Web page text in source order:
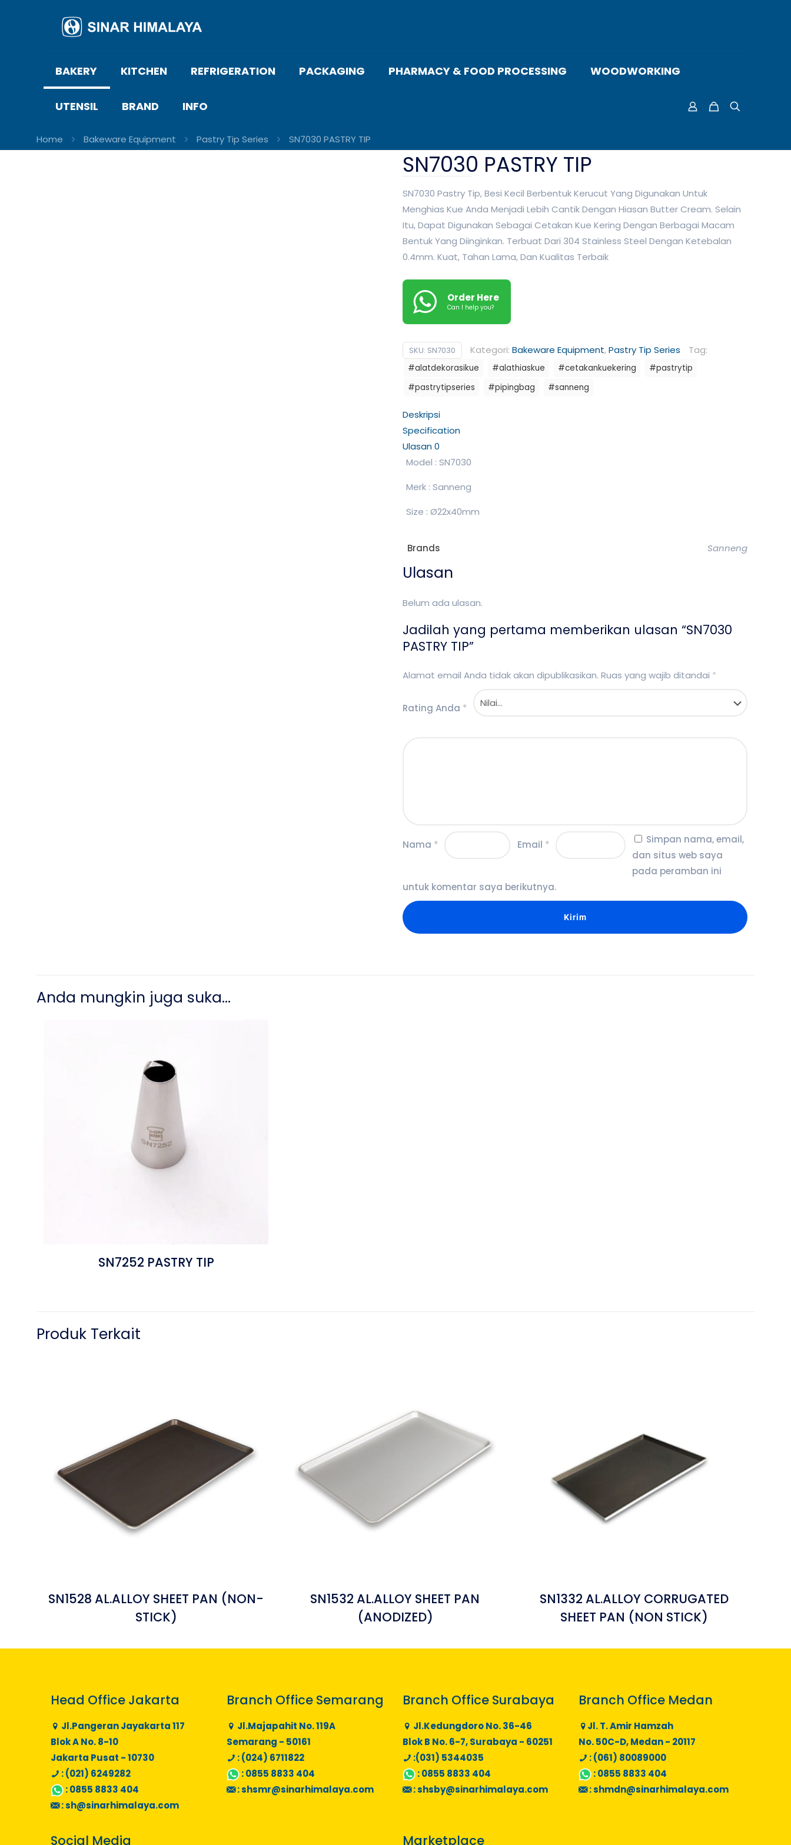
BAKERY KITCHEN REFRIGERATION PACKAGING PHARMACY & FOOD PROCESSING WOODWORKING
UTENSIL BRAND INFO
Home Bakeware Equipment Pastry Tip Series SN7030 PASTRY TIP
SN7030 PASTRY TIP
SN7030 Pastry Tip, Besi Kecil Berbentuk Kerucut Yang Digunakan Untuk
Menghias Kue Anda Menjadi Lebih Cantik Dengan Hiasan Butter Cream. Selain
Itu, Dapat Digunakan Sebagai Cetakan Kue Kering Dengan Berbagai Macam
Bentuk Yang Diinginkan. Terbuat Dari 304 Stainless Steel Dengan Ketebalan
0.4mm. Kuat, Tahan Lama, Dan Kualitas Terbaik
Order Here
Can I help you?
SKU: SN7030 Kategori: Bakeware Equipment,Pastry Tip Series Tag:
#alatdekorasikue #alathiaskue #cetakankuekering
#pastrytip
#pastrytipseries
#pipingbag #sanneng
Deskripsi
Specification
Ulasan0
Model : SN7030
Merk : Sanneng
Size : Ø22x40mm
Brands Sanneng
Ulasan
Belum ada ulasan.
Jadilah yang pertama memberikan ulasan “SN7030
PASTRY TIP”
Alamat email Anda tidak akan dipublikasikan. Ruas yang wajib ditandai *
Rating Anda *
Nama * Email *
Simpan nama, email,
dan situs web saya
pada peramban ini
untuk komentar saya berikutnya.
Anda mungkin juga suka…
SN7252 PASTRY TIP
Produk Terkait
SN1528 AL.ALLOY SHEET PAN (NON-
STICK)
SN1532 AL.ALLOY SHEET PAN
(ANODIZED)
SN1332 AL.ALLOY CORRUGATED
SHEET PAN (NON STICK)
Head Office Jakarta
Jl.Pangeran Jayakarta 117
Blok A No. 8-10
Jakarta Pusat - 10730
: (021) 6249282
:0855 8833 404
:sh@sinarhimalaya.com
Branch Office Semarang
Jl.Majapahit No. 119A
Semarang - 50161
: (024) 6711822
:0855 8833 404
:shsmr@sinarhimalaya.com
Branch Office Surabaya
Jl.Kedungdoro No. 36-46
Blok B No. 6-7, Surabaya - 60251
:(031) 5344035
:0855 8833 404
:shsby@sinarhimalaya.com
Branch Office Medan
Jl. T. Amir Hamzah
No. 50C-D, Medan - 20117
: (061) 80089000
:0855 8833 404
:shmdn@sinarhimalaya.com
Social Media Marketplace